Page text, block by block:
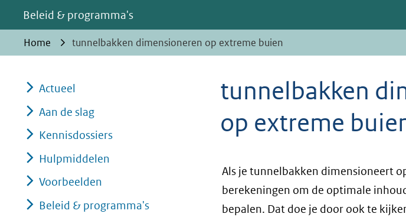
deze
website
toegestaan
geweigerd.
Beleid & programma's
Home tunnelbakken dimensioneren op extreme buien
tunnelbakken
op extreme
Als je tunnelbakken dimensioneert
berekeningen om de optimale
bepalen. Dat doe je door ook te
Actueel
Aan de slag
Kennisdossiers
Hulpmiddelen
Voorbeelden
Beleid & programma's